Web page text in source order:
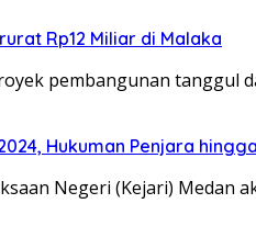
Rp12 Miliar di Malaka
pembangunan tanggul
Hukuman Penjara
Negeri (Kejari)